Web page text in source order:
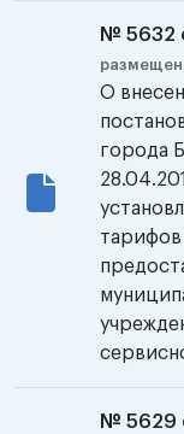
№ 5632
О
города
тарифов
№ 5629